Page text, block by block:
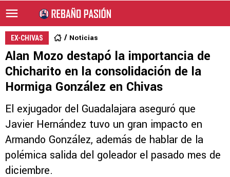
EX-CHIVAS Noticias
Alan Mozo destapó la importancia de
Chicharito en la consolidación de la
Hormiga González en Chivas
El exjugador del Guadalajara aseguró que
Javier Hernández tuvo un gran impacto en
Armando González, además de hablar de la
polémica salida del goleador el pasado mes de
diciembre.